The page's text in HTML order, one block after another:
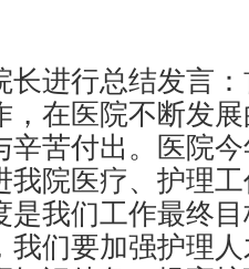
进行总结发言：
，在医院不断发
辛苦付出。医院
我院医疗、护理
是我们工作最终
我们要加强护理